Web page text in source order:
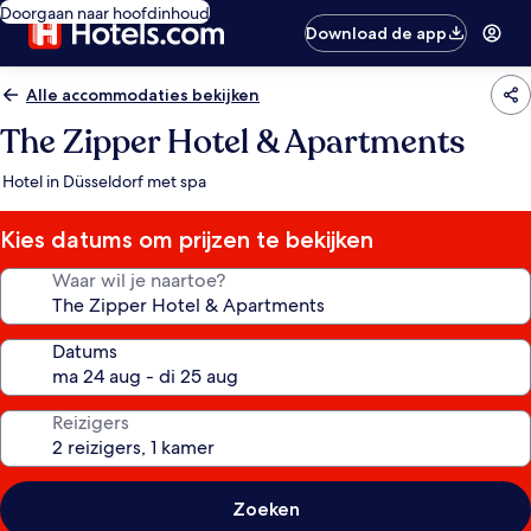
Doorgaan naar hoofdinhoud
Download de app
Alle accommodaties bekijken
The Zipper Hotel & Apartments
Hotel in Düsseldorf met spa
Kies datums om prijzen te bekijken
Waar wil je naartoe?
Datums
Reizigers
Zoeken